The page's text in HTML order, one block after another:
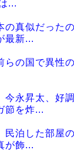
...
の真似だった
最新...
らの国で異性
今永昇太、好
節を炸...
民泊した部屋
が飾...